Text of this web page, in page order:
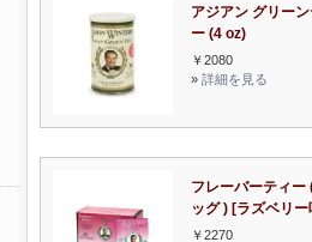
アジアン グリー
ー (4 oz)
￥2080
» 詳細を見る
フレーバーティー
ッグ ) [ラズベリ
￥2270